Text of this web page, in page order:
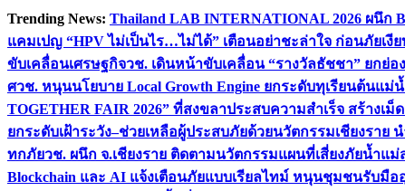
Skip
content
Trending News: Thailand LAB INTERNATIONAL 2026 ผนึก
แคมเปญ “HPV ไม่เป็นไร…ไม่ได้” เตือนอย่าชะล่าใจ ก่อนภัยเงี
ขับเคลื่อนเศรษฐกิจวช. เดินหน้าขับเคลื่อน “รางวัลธัชชา” ยกย่
ศวช. หนุนนโยบาย Local Growth Engine ยกระดับทุเรียนต้นแ
TOGETHER FAIR 2026” ที่สงขลาประสบความสำเร็จ สร้างเ
ยกระดับเฝ้าระวัง–ช่วยเหลือผู้ประสบภัยด้วยนวัตกรรมเชียงราย
ทกภัยวช. ผนึก จ.เชียงราย ติดตามนวัตกรรมแผนที่เสี่ยงภัยน้ำ
Blockchain และ AI แจ้งเตือนภัยแบบเรียลไทม์ หนุนชุมชนรับมื